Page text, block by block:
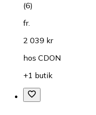
(6)
fr.
2 039 kr
hos CDON
+1 butik